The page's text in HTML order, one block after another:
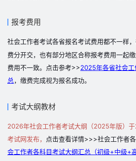
报考费用
社会工作者考试各省报名考试费用都不一样
费分开交，也有部分地区合称报考费用一起
费用不一致。
点击参考>>2025年各省社会
总，缴费完成视为报名成功。
考试大纲教材
2026年社会工作者考试大纲（2025年版）
考试网发布，
点击查看详情>>>社会工作者
会工作者各科目考试大纲汇总（初级+中级+高